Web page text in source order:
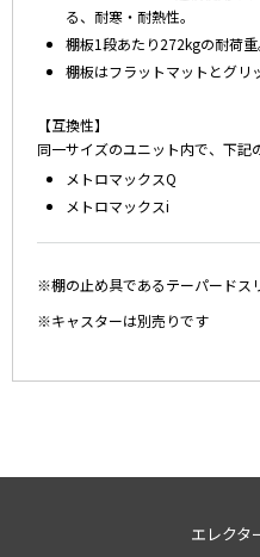
る、耐寒・耐熱性。
棚板1段あたり272kgの耐荷重
棚板はフラットマットとグリ
【互換性】
同一サイズのユニット内で、下記
メトロマックスQ
メトロマックスi
※棚の止め具であるテーパードス
※キャスターは別売りです
エレクタ